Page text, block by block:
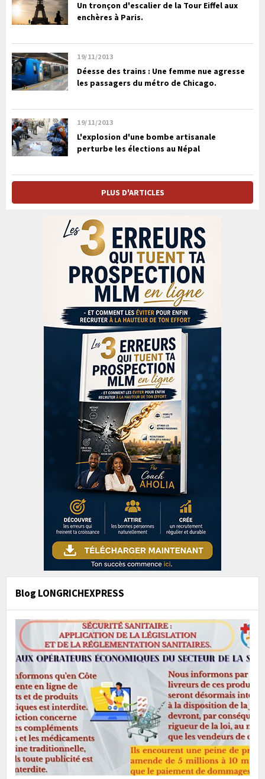
Un tronçon d'escalier de la Tour Eiffel aux
enchères à Paris.
19/11/2013
Déesse des trains : Une femme nue agresse
les passagers du métro de Chicago.
19/11/2013
L'explosion d'une bombe artisanale
perturbe les élections au Népal
PLUS D'ARTICLES
Blog LONGRICHEXPRESS